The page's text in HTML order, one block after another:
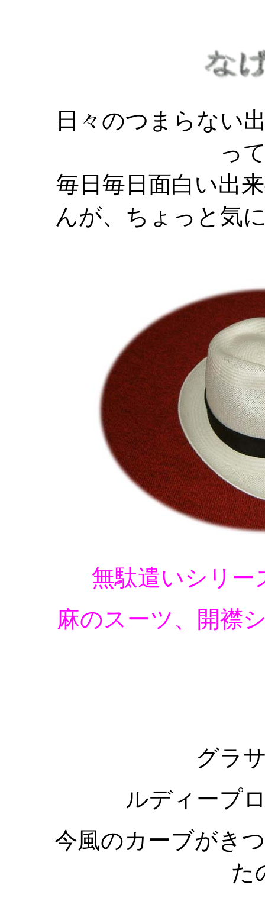
日々のつまらない
っ
毎日毎日面白い出
んが、ちょっと気
無駄遣いシリー
麻のスーツ、開襟
グラ
ルディープ
今風のカーブがき
た